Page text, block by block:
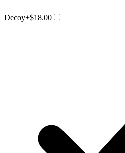
Decoy+$18.00